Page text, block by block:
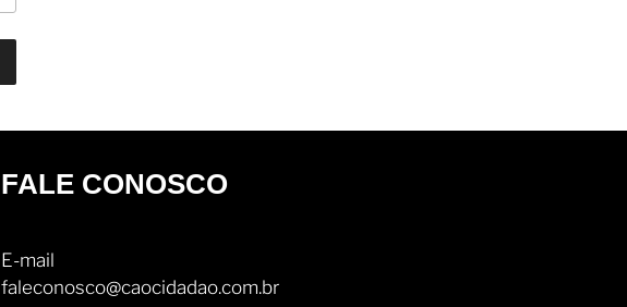
FALE CONOSCO
E-mail
faleconosco@caocidadao.com.br